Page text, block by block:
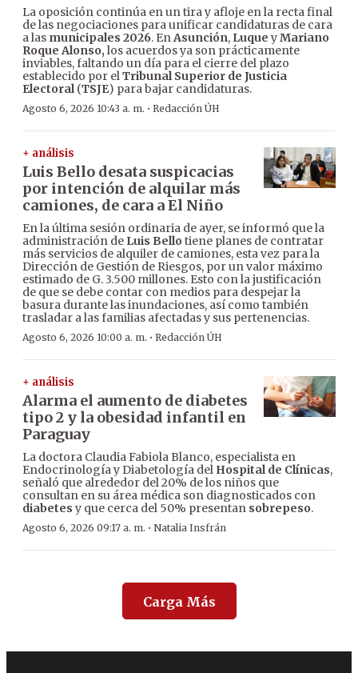
La oposición continúa en un tira y afloje en la recta final
de las negociaciones para unificar candidaturas de cara
a las municipales 2026. EnAsunción, Luque yMariano
Roque Alonso, los acuerdos ya son prácticamente
inviables, faltando un día para el cierre del plazo
establecido por elTribunal Superior de Justicia
Electoral(TSJE) para bajar candidaturas.
Agosto 6, 2026 10:43 a. m. · Redacción ÚH
+ análisis
Luis Bello desata suspicacias
por intención de alquilar más
camiones, de cara a El Niño
En la última sesión ordinaria de ayer, se informó que la
administración de Luis Bello tiene planes de contratar
más servicios de alquiler de camiones, esta vez para la
Dirección de Gestión de Riesgos, por un valor máximo
estimado de G. 3.500 millones. Esto con la justificación
de que se debe contar con medios para despejar la
basura durante las inundaciones, así como también
trasladar a las familias afectadas y sus pertenencias.
Agosto 6, 2026 10:00 a. m. · Redacción ÚH
+ análisis
Alarma el aumento de diabetes
tipo 2 y la obesidad infantil en
Paraguay
La doctora Claudia Fabiola Blanco, especialista en
Endocrinología y Diabetología del Hospital de Clínicas,
señaló que alrededor del 20% de los niños que
consultan en su área médica son diagnosticados con
diabetes y que cerca del 50% presentan sobrepeso.
Agosto 6, 2026 09:17 a. m. · Natalia Insfrán
Carga Más